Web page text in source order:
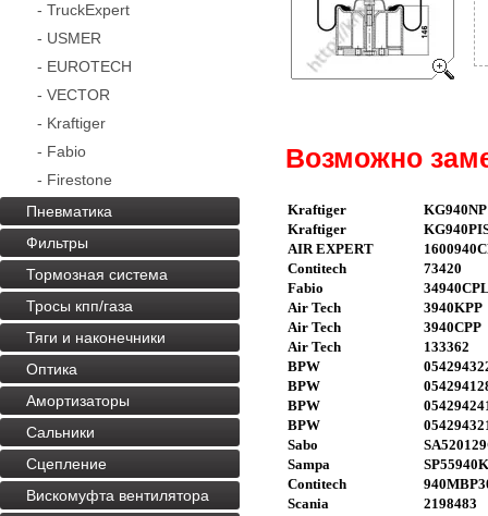
Возможно
Kraftiger
KG940NP
Kraftiger
AIR EXPERT
Contitech
73420
Fabio
Air Tech
3940KPP
Air Tech
3940CPP
Air Tech
133362
BPW
BPW
BPW
BPW
Sabo
Sampa
Contitech
Scania
2198483
- TruckExpert
- USMER
- EUROTECH
- VECTOR
- Kraftiger
- Fabio
- Firestone
Пневматика
Фильтры
Тормозная система
Тросы кпп/газа
Тяги и наконечники
Оптика
Амортизаторы
Сальники
Сцепление
Вискомуфта вентилятора